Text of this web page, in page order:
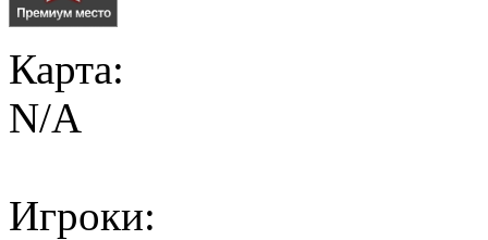
Карта:
N/A
Игроки: